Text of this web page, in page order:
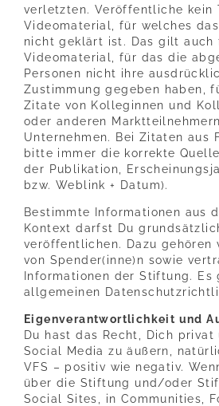
verletzten. Veröffentliche kein
Videomaterial, für welches
nicht geklärt ist. Das gilt auch
Videomaterial, für das die
Personen nicht ihre
Zustimmung gegeben haben,
Zitate von Kolleginnen und
oder anderen
Unternehmen. Bei Zitaten aus
bitte immer die korrekte
der Publikation,
bzw. Weblink + Datum).
Bestimmte Informationen aus
Kontext darfst Du
veröffentlichen. Dazu gehören
von Spender(inne)n sowie
Informationen der Stiftung. Es
allgemeinen
Eigenverantwortlichkeit und
Du hast das Recht, Dich
Social Media zu äußern,
VFS – positiv wie negativ.
über die Stiftung und/oder
Social Sites, in Communities,